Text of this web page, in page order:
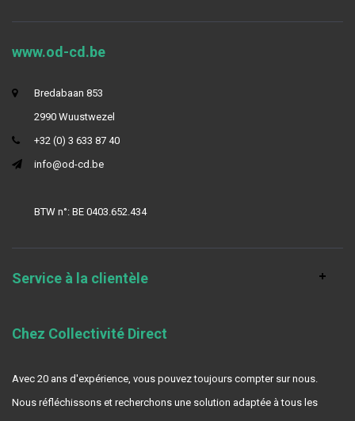
www.od-cd.be
Bredabaan 853
2990 Wuustwezel
+32 (0) 3 633 87 40
info@od-cd.be
BTW n°: BE 0403.652.434
Service à la clientèle
Chez Collectivité Direct
Avec 20 ans d'expérience, vous pouvez toujours compter sur nous.
Nous réfléchissons et recherchons une solution adaptée à tous les